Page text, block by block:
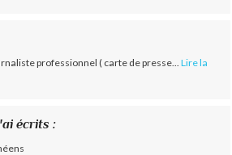
professionnel ( carte de presse... Lire la
écrits :